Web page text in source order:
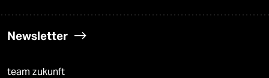
Newsletter
team zukunft